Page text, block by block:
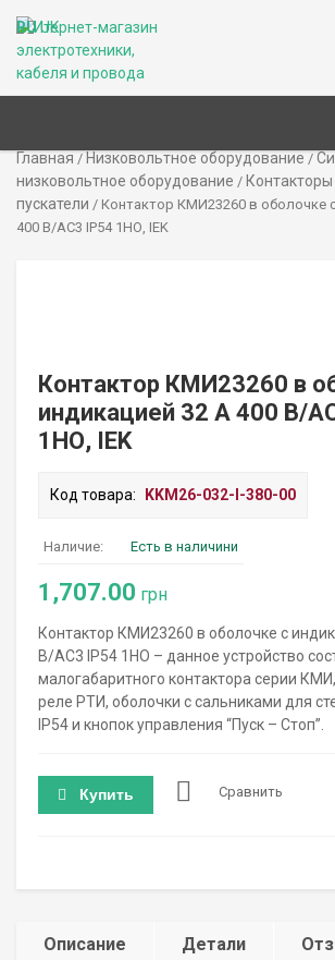
Главная / Низковольтное оборудование /
низковольтное оборудование /
пускатели / Контактор КМИ23260 в оболочке
400 В/AC3 IP54 1НО, IEK
Контактор КМИ23260 в
индикацией 32 А 400 В/
1НО, IEK
Код товара: KKM26-032-I-380-00
Наличие: Есть в наличини
1,707.00 грн
Контактор КМИ23260 в оболочке с
В/AC3 IP54 1НО – данное устройство
малогабаритного контактора серии
реле РТИ, оболочки с сальниками для
IP54 и кнопок управления “Пуск – Стоп”.
Купить Сравнить
Описание Детали
RUUK